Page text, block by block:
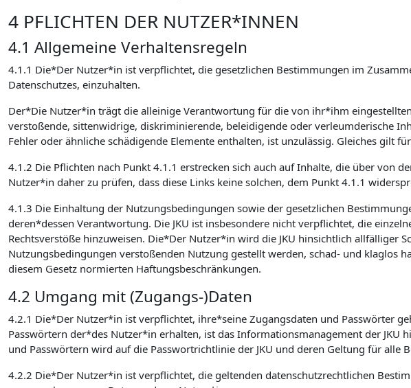
4 PFLICHTEN DER NUTZER*INNEN
4.1 Allgemeine Verhaltensregeln
4.1.1 Die*Der Nutzer*in ist verpflichtet, die gesetzlichen Bestimmungen im
Datenschutzes, einzuhalten.
Der*Die Nutzer*in trägt die alleinige Verantwortung für die von ihr*ihm
verstoßende, sittenwidrige, diskriminierende, beleidigende oder verleumderische
Fehler oder ähnliche schädigende Elemente enthalten, ist unzulässig. Gleiches gilt
4.1.2 Die Pflichten nach Punkt 4.1.1 erstrecken sich auch auf Inhalte, die über von
Nutzer*in daher zu prüfen, dass diese Links keine solchen, dem Punkt 4.1.1
4.1.3 Die Einhaltung der Nutzungsbedingungen sowie der gesetzlichen
deren*dessen Verantwortung. Die JKU ist insbesondere nicht verpflichtet, die
Rechtsverstöße hinzuweisen. Die*Der Nutzer*in wird die JKU hinsichtlich allfälliger
Nutzungsbedingungen verstoßenden Nutzung gestellt werden, schad- und klaglos
diesem Gesetz normierten Haftungsbeschränkungen.
4.2 Umgang mit (Zugangs-)Daten
4.2.1 Die*Der Nutzer*in ist verpflichtet, ihre*seine Zugangsdaten und Passwörter
Passwörtern der*des Nutzer*in erhalten, ist das Informationsmanagement der
und Passwörtern wird auf die Passwortrichtlinie der JKU und deren Geltung für alle
4.2.2 Die*Der Nutzer*in ist verpflichtet, die geltenden datenschutzrechtlichen